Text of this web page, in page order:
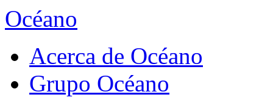
Océano
Acerca de Océano
Grupo Océano